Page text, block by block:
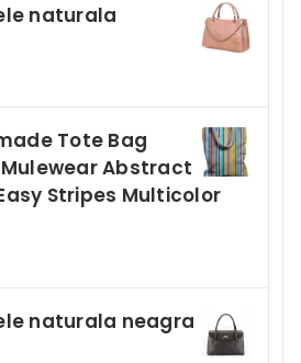
naturala
Tote Bag
Abstract
Stripes Multicolor
naturala neagra